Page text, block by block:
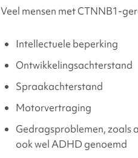
Waar kan ik ondersteuning
Bronnen en referenties
Veel mensen metCTNNB1-
Intellectuele beperking
Ontwikkelingsachterstand
Spraakachterstand
Motorvertraging
Gedragsproblemen, zoals
ook wel ADHD genoemd